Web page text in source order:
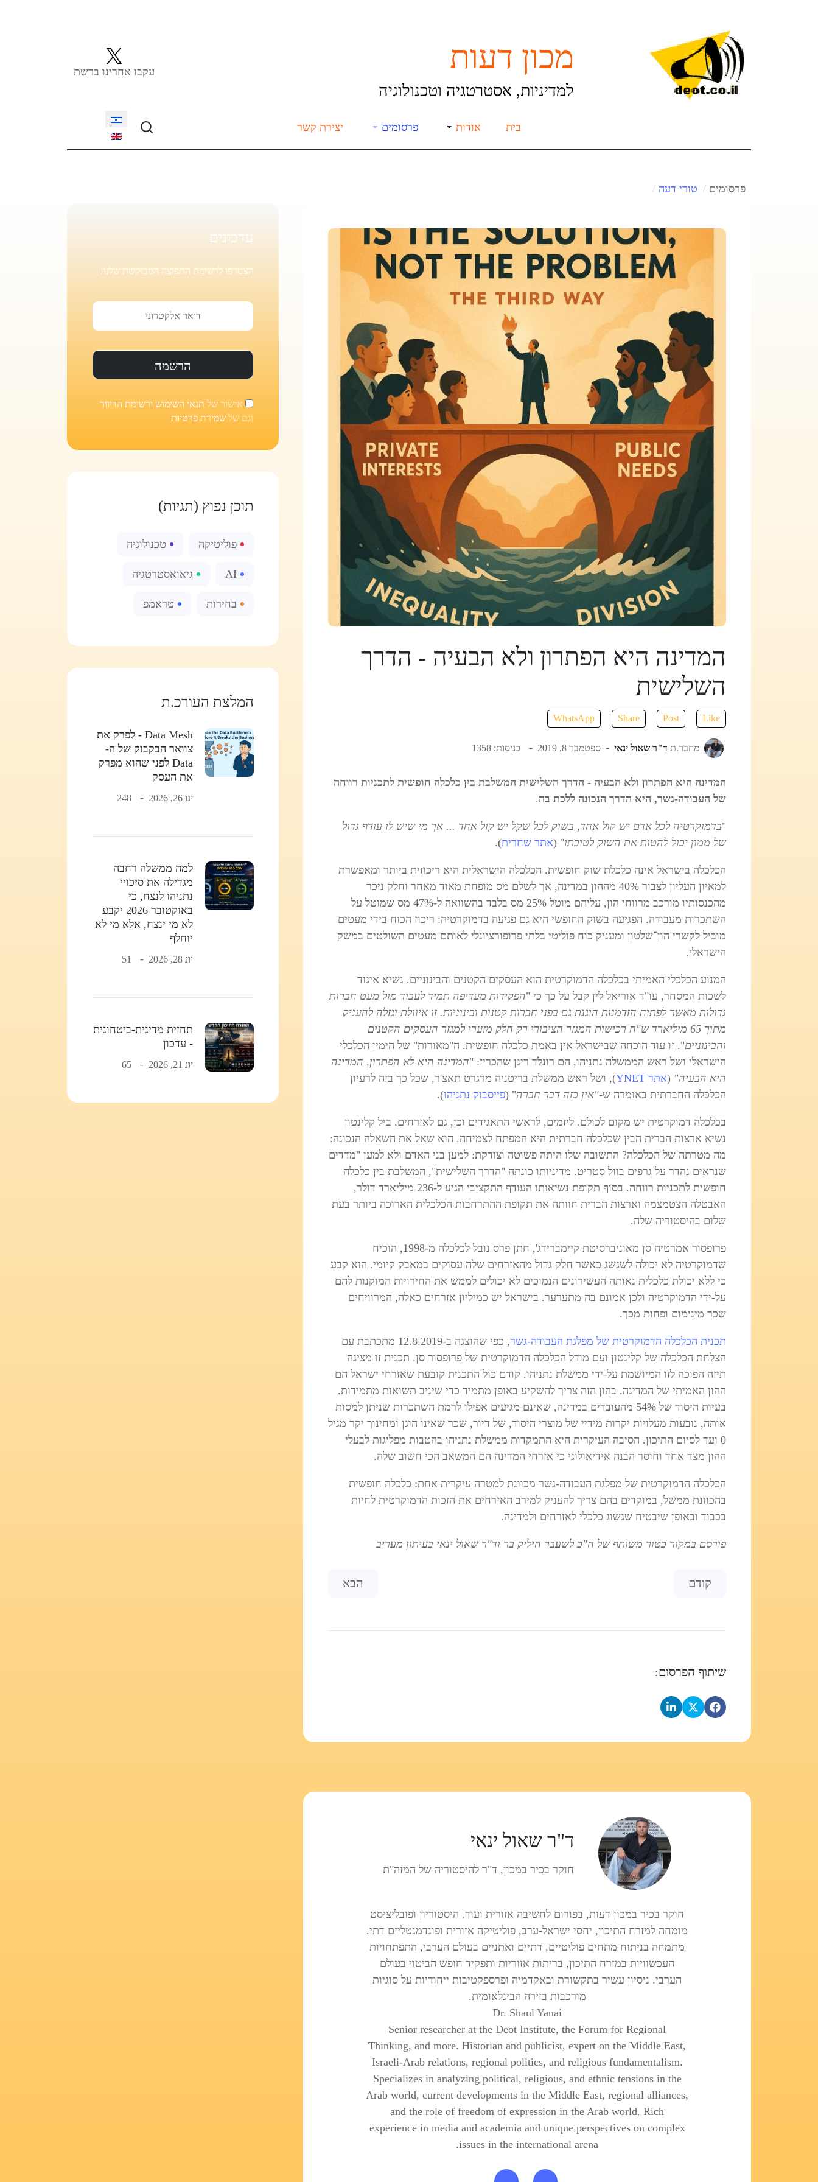
מכון דעות
למדיניות, אסטרטגיה וטכנולוגיה
עקבו אחרינו ברשת
בית אודות פרסומים יצירת קשר
Select your language
פרסומים טורי דעה
המדינה היא הפתרון ולא הבעיה - הדרך
השלישית
Like
Post
Share
WhatsApp
מחבר.ת ד"ר שאול ינאי ספטמבר 8, 2019 כניסות: 1358
המדינה היא הפתרון ולא הבעיה - הדרך השלישית המשלבת בין כלכלה חופשית לתכניות רווחה
של העבודה-גשר, היא הדרך הנכונה ללכת בה.
"בדמוקרטיה לכל אדם יש קול אחד, בשוק לכל שקל יש קול אחד ... אך מי שיש לו עודף גדול
של ממון יכול להטות את השוק לטובתו" (אתר שחרית).
הכלכלה בישראל אינה כלכלת שוק חופשית. הכלכלה הישראלית היא ריכוזית ביותר ומאפשרת
למאיון העליון לצבור 40% מההון במדינה, אך לשלם מס מופחת מאוד מאחר וחלק ניכר
מהכנסותיו מורכב מרווחי הון, עליהם מוטל 25% מס בלבד בהשוואה ל-47% מס שמוטל על
השתכרות מעבודה. הפגיעה בשוק החופשי היא גם פגיעה בדמוקרטיה: ריכוז הכוח בידי מעטים
מוביל לקשרי הון־שלטון ומעניק כוח פוליטי בלתי פרופורציונלי לאותם מעטים השולטים במשק
הישראלי.
המנוע הכלכלי האמיתי בכלכלה הדמוקרטית הוא העסקים הקטנים והבינוניים. נשיא איגוד
לשכות המסחר, עו"ד אוריאל לין קבל על כך כי "הפקידות מעדיפה תמיד לעבוד מול מעט חברות
גדולות מאשר לפתוח הזדמנות הוגנת גם בפני חברות קטנות ובינוניות. זו איוולת וגזלה להעניק
מתוך 65 מיליארד ש"ח רכישות המגזר הציבורי רק חלק מזערי למגזר העסקים הקטנים
והבינוניים". זו עוד הוכחה שבישראל אין באמת כלכלה חופשית. ה"מאורות" של הימין הכלכלי
הישראלי ושל ראש הממשלה נתניהו, הם רונלד ריגן שהכריז: "המדינה היא לא הפתרון, המדינה
היא הבעיה" (אתר YNET )
, ושל ראש ממשלת בריטניה מרגרט תאצ'ר, שכל כך בזה לרעיון
הכלכלה החברתית באומרה ש-"אין כזה דבר חברה" (פייסבוק נתניהו).
בכלכלה דמוקרטית יש מקום לכולם. ליזמים, לראשי התאגידים וכן, גם לאזרחים. ביל קלינטון
נשיא ארצות הברית הבין שכלכלה חברתית היא המפתח לצמיחה. הוא שאל את השאלה הנכונה:
מה מטרתה של הכלכלה? התשובה שלו היתה פשוטה וצודקת: למען בני האדם ולא למען "מדדים
שנראים נהדר על גרפים בוול סטריט. מדיניותו כונתה "הדרך השלישית", המשלבת בין כלכלה
חופשית לתכניות רווחה. בסוף תקופת נשיאותו העודף התקציבי הגיע ל-236 מיליארד דולר,
האבטלה הצטמצמה וארצות הברית חוותה את תקופת ההתרחבות הכלכלית הארוכה ביותר בעת
שלום בהיסטוריה שלה.
פרופסור אמרטיה סן מאוניברסיטת קיימברידג', חתן פרס נובל לכלכלה מ-1998, הוכיח
שדמוקרטיה לא יכולה לשגשג כאשר חלק גדול מהאזרחים שלה עסוקים במאבק קיומי. הוא קבע
כי ללא יכולת כלכלית נאותה העשירונים הנמוכים לא יכולים לממש את החירויות המוקנות להם
על-ידי הדמוקרטיה ולכן אמונם בה מתערער. בישראל יש כמיליון אזרחים כאלה, המרוויחים
שכר מינימום ופחות מכך.
תכנית הכלכלה הדמוקרטית של מפלגת העבודה-גשר
, כפי שהוצגה ב-12.8.2019 מתכתבת עם
הצלחת הכלכלה של קלינטון ועם מודל הכלכלה הדמוקרטית של פרופסור סן. תכנית זו מציגה
תיזה הפוכה לזו המיושמת על-ידי ממשלת נתניהו. קודם כול התכנית קובעת שאזרחי ישראל הם
ההון האמיתי של המדינה. בהון הזה צריך להשקיע באופן מתמיד כדי שיניב תשואות מתמידות.
בעיות היסוד של 54% מהעובדים במדינה, שאינם מגיעים אפילו לרמת השתכרות שניתן למסות
אותה, נובעות מעלויות יקרות מידיי של מוצרי היסוד, של דיור, שכר שאינו הוגן ומחינוך יקר מגיל
0 ועד לסיום התיכון. הסיבה העיקרית היא התמקדות ממשלת נתניהו בהטבות מפליגות לבעלי
ההון מצד אחד וחוסר הבנה אידיאולוגי כי אזרחי המדינה הם המשאב הכי חשוב שלה.
הכלכלה הדמוקרטית של מפלגת העבודה-גשר מכוונת למטרה עיקרית אחת: כלכלה חופשית
בהכוונת ממשל, במוקדים בהם צריך להעניק למירב האזרחים את הזכות הדמוקרטית לחיות
בכבוד ובאופן שיבטיח שגשוג כלכלי לאזרחים ולמדינה.
פורסם במקור כטור משותף של ח"כ לשעבר חיליק בר וד"ר שאול ינאי בעיתון מעריב
Previous article: הבלש שעקב אחרי
קודם Next article: דלקה ברמת-השרון
הבא
שיתוף הפרסום:
ד"ר שאול ינאי
חוקר בכיר במכון, ד"ר להיסטוריה של המזה"ת
חוקר בכיר במכון דעות, בפורום לחשיבה אזורית ועוד. היסטוריון ופובליציסט
מומחה למזרח התיכון, יחסי ישראל-ערב, פוליטיקה אזורית ופונדמנטליזם דתי.
מתמחה בניתוח מתחים פוליטיים, דתיים ואתניים בעולם הערבי, התפתחויות
העכשוויות במזרח התיכון, בריתות אזוריות ותפקיד חופש הביטוי בעולם
הערבי. ניסיון עשיר בתקשורת ובאקדמיה ופרספקטיבות ייחודיות על סוגיות
מורכבות בזירה הבינלאומית.
Dr. Shaul Yanai
Senior researcher at the Deot Institute, the Forum for Regional
Thinking, and more. Historian and publicist, expert on the Middle East,
Israeli-Arab relations, regional politics, and religious fundamentalism.
Specializes in analyzing political, religious, and ethnic tensions in the
Arab world, current developments in the Middle East, regional alliances,
and the role of freedom of expression in the Arab world. Rich
experience in media and academia and unique perspectives on complex
issues in the international arena.
עדכונים
הצטרפו לרשימת התפוצה המבוקשת שלנו!
אישור של תנאי השימוש ורשימת הדיוור
וגם של שמירת פרטיות
תוכן נפוץ (תגיות)
פוליטיקה טכנולוגיה
AI גיאואסטרטגיה
בחירות טראמפ
המלצת העורכ.ת
Data Mesh - לפרק את
צוואר הבקבוק של ה-
Data לפני שהוא מפרק
את העסק
ינו 26, 2026 248
למה ממשלה רחבה
מגדילה את סיכויי
נתניהו לנצח, כי
באוקטובר 2026 יקבע
לא מי ינצח, אלא מי לא
יוחלף
יונ 28, 2026 51
תחזית מדינית-ביטחונית
- עדכון
יונ 21, 2026 65